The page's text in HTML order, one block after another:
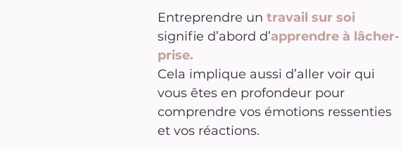
Entreprendre un travail sur soi
signifie d’abord d’apprendre à lâcher-
prise.
Cela implique aussi d’aller voir qui
vous êtes en profondeur pour
comprendre vos émotions ressenties
et vos réactions.